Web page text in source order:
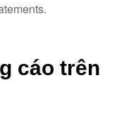
cáo trên